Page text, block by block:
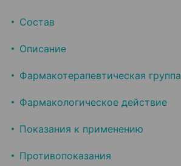
Состав
Описание
Фармакотерапевтическая группа
Фармакологическое действие
Показания к применению
Противопоказания